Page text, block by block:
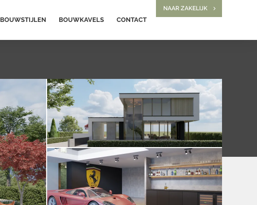
BOUWSTIJLEN BOUWKAVELS CONTACT
NAAR ZAKELIJK